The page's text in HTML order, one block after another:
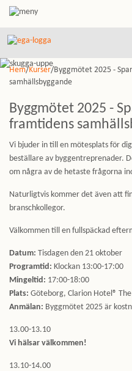
Hem/Kurser/Byggmötet 2025 -
samhällsbyggande
Byggmötet 2025 -
framtidens
Vi bjuder in till en mötesplats för
beställare av byggentreprenader.
om några av de hetaste frågorna
Naturligtvis kommer det även att
branschkollegor.
Välkommen till en fullspäckad
Datum: Tisdagen den 21 oktober
Programtid: Klockan 13:00-17:00
Mingeltid: 17:00-18:00
Plats: Göteborg, Clarion Hotel®
Anmälan: Byggmötet 2025 är
13.00-13.10
Vi hälsar välkommen!
13.10-14.00